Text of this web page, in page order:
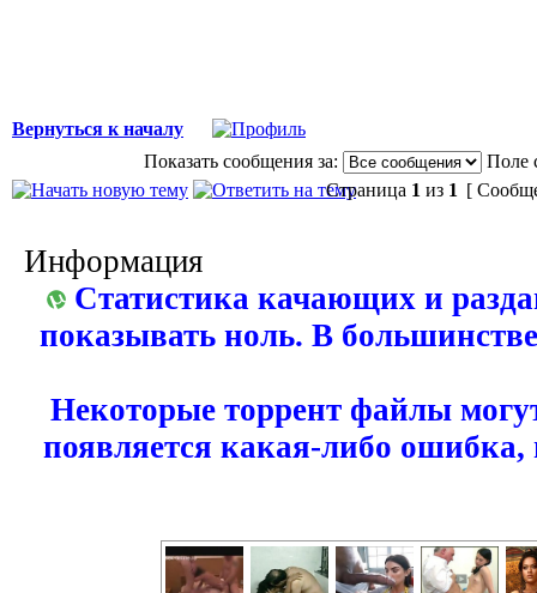
Вернуться к началу
Показать сообщения за:
Поле
Страница 1 из 1 [
Информация
Статистика качающих и
показывать ноль. В
Некоторые торрент файлы
появляется какая-либо